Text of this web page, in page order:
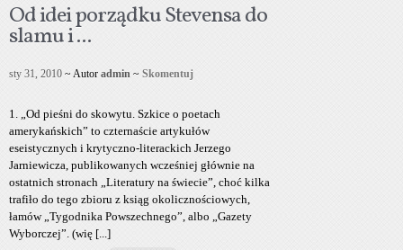
Od idei porządku Stevensa do
slamu i ...
sty 31, 2010 ~ Autor admin ~ Skomentuj
1. „Od pieśni do skowytu. Szkice o poetach
amerykańskich” to czternaście artykułów
eseistycznych i krytyczno-literackich Jerzego
Jarniewicza, publikowanych wcześniej głównie na
ostatnich stronach „Literatury na świecie”, choć kilka
trafiło do tego zbioru z ksiąg okolicznościowych,
łamów „Tygodnika Powszechnego”, albo „Gazety
Wyborczej”. (wię [...]